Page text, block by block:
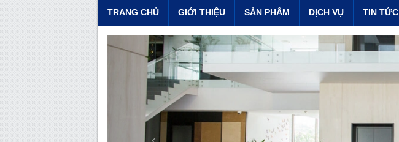
TRANG CHỦ GIỚI THIỆU SẢN PHẨM DỊCH VỤ TIN TỨC
Previous